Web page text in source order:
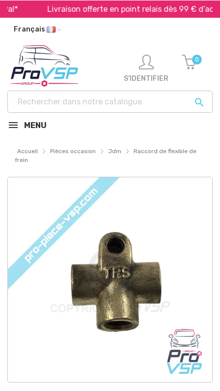
Livraison offerte en point relais dès 99 €
Français

S'IDENTIFIER
0
MENU
Accueil Pièces occasion Jdm
Raccord de flexible de
frein